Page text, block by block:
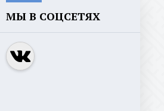
МЫ В СОЦСЕТЯХ